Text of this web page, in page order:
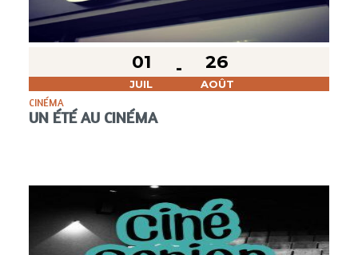
01
JUIL
26
AOÛT
CINÉMA
UN ÉTÉ AU CINÉMA